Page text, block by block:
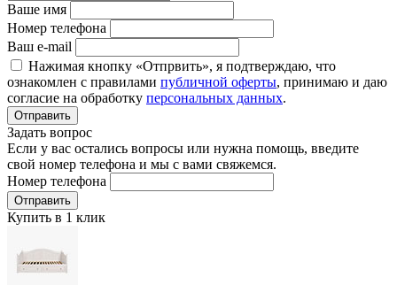
Ваше имя
Номер телефона
Ваш e-mail
Нажимая кнопку «Отпрвить», я подтверждаю, что
ознакомлен с правилами публичной оферты, принимаю и даю
согласие на обработку персональных данных.
Отправить
Задать вопрос
Если у вас остались вопросы или нужна помощь, введите
свой номер телефона и мы с вами свяжемся.
Номер телефона
Отправить
Купить в 1 клик